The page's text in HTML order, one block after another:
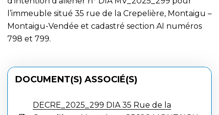
l’immeuble situé 35 rue de la Crepelière, Montaigu –
Montaigu-Vendée et cadastré section AI numéros
798 et 799.
DOCUMENT(S) ASSOCIÉ(S)
DECRE_2025_299 DIA 35 Rue de la